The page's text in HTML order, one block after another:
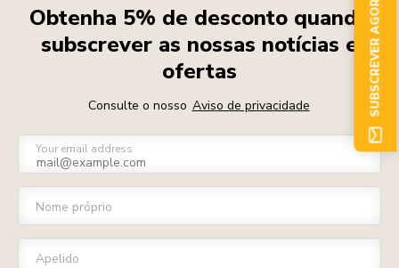
Obtenha 5% de desconto quando
subscrever as nossas notícias e
ofertas
Consulte o nosso Aviso de privacidade
Your email address
Nome próprio
Apelido
SUBSCREVER AGORA